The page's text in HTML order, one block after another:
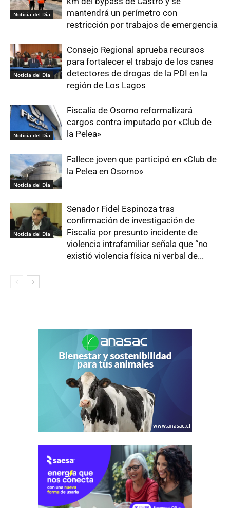
Noticia del Día
mantendrá un perímetro con
restricción por trabajos de emergencia
Noticia del Día
Consejo Regional aprueba recursos
para fortalecer el trabajo de los canes
detectores de drogas de la PDI en la
región de Los Lagos
Noticia del Día
Fiscalía de Osorno reformalizará
cargos contra imputado por «Club de
la Pelea»
Noticia del Día
Fallece joven que participó en «Club de
la Pelea en Osorno»
Noticia del Día
Senador Fidel Espinoza tras
confirmación de investigación de
Fiscalía por presunto incidente de
violencia intrafamiliar señala que “no
existió violencia física ni verbal de...